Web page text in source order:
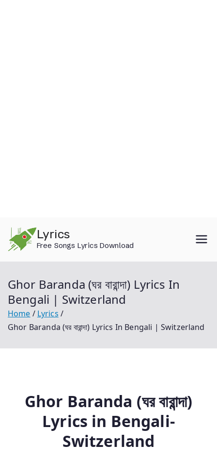
content
Lyrics
Free Songs Lyrics Download
Ghor Baranda (ঘর বারান্দা) Lyrics In
Bengali | Switzerland
Home
Lyrics
Ghor Baranda (ঘর বারান্দা) Lyrics In Bengali | Switzerland
Ghor Baranda (ঘর বারান্দা)
Lyrics in Bengali-
Switzerland